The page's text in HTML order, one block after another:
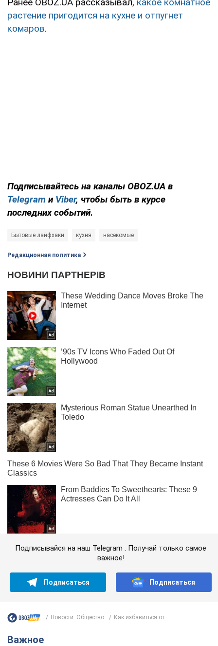
растение пригодится на кухне и отпугнет
комаров.
Подписывайтесь на каналы OBOZ.UA в
Telegram и Viber, чтобы быть в курсе
последних событий.
Бытовые лайфхаки кухня насекомые
Редакционная политика
Подписывайся на наш Telegram . Получай только самое
важное!
Подписаться Подписаться
Новости. Общество Как избавиться от...
Важное